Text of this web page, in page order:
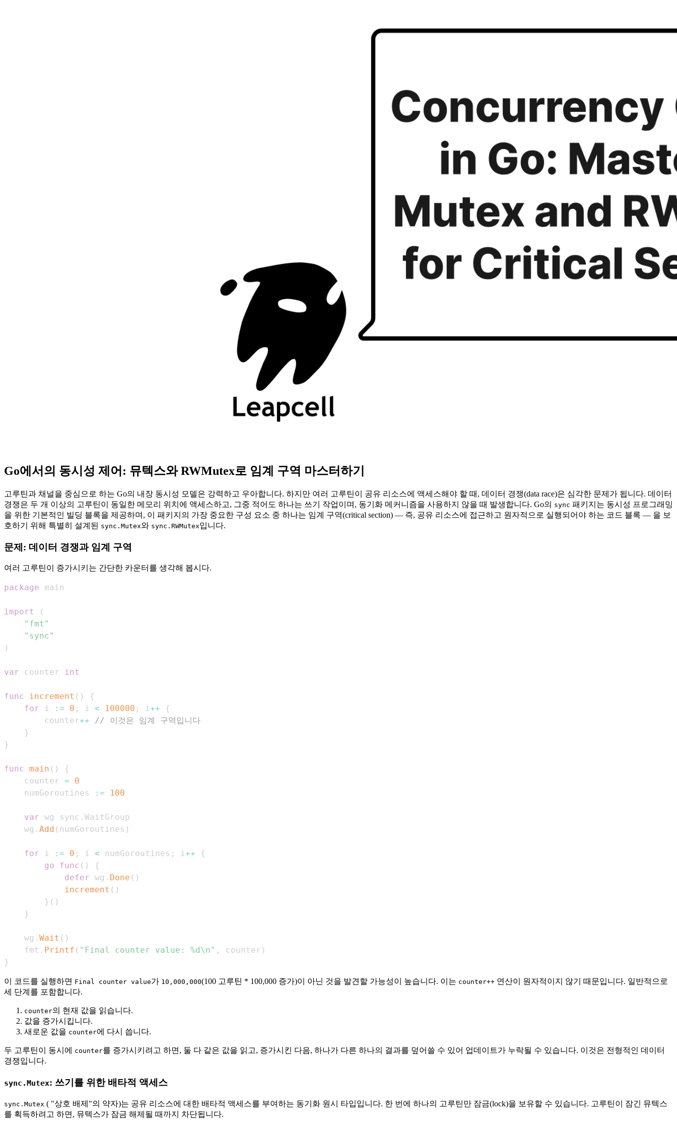
Go에서의 동시성 제어: 뮤텍스와 RWMutex로 임계 구역 마스터하기
고루틴과 채널을 중심으로 하는 Go의 내장 동시성 모델은 강력하고 우아합니다. 하지만 여러 고루틴이 공유 리소스에 액세스해야 할 때, 데이터 경쟁(data race)은 심각한 문제가 됩니다. 데이터
경쟁은 두 개 이상의 고루틴이 동일한 메모리 위치에 액세스하고, 그중 적어도 하나는 쓰기 작업이며, 동기화 메커니즘을 사용하지 않을 때 발생합니다. Go의 sync 패키지는 동시성 프로그래밍
을 위한 기본적인 빌딩 블록을 제공하며, 이 패키지의 가장 중요한 구성 요소 중 하나는 임계 구역(critical section) — 즉, 공유 리소스에 접근하고 원자적으로 실행되어야 하는 코드 블록 — 을 보
호하기 위해 특별히 설계된 sync.Mutex와 sync.RWMutex입니다.
문제: 데이터 경쟁과 임계 구역
여러 고루틴이 증가시키는 간단한 카운터를 생각해 봅시다.
package
import
(
"fmt"
"sync"
)
var counter int
func increment ( )
{
for i := 0 ; i < 100000 ; i++
{
		counter
++
// 이것은 임계 구역입니다
}
}
func main ( )
{
	counter
=
0
	numGoroutines
:= 100
var wg sync .
	wg
. Add ( numGoroutines )
for i := 0 ; i < numGoroutines ; i++
{
go
func ( )
{
defer wg . Done ( )
increment ( )
} ( )
}
	wg
. Wait ( )
	fmt
. Printf ( "Final counter value: %d\n" , counter )
}
이 코드를 실행하면 Final counter value가 10,000,000(100 고루틴 * 100,000 증가)이 아닌 것을 발견할 가능성이 높습니다. 이는 counter++ 연산이 원자적이지 않기 때문입니다. 일반적으로
세 단계를 포함합니다.
counter의 현재 값을 읽습니다.
값을 증가시킵니다.
새로운 값을 counter에 다시 씁니다.
두 고루틴이 동시에 counter를 증가시키려고 하면, 둘 다 같은 값을 읽고, 증가시킨 다음, 하나가 다른 하나의 결과를 덮어쓸 수 있어 업데이트가 누락될 수 있습니다. 이것은 전형적인 데이터
경쟁입니다.
sync.Mutex: 쓰기를 위한 배타적 액세스
sync.Mutex ( "상호 배제"의 약자)는 공유 리소스에 대한 배타적 액세스를 부여하는 동기화 원시 타입입니다. 한 번에 하나의 고루틴만 잠금(lock)을 보유할 수 있습니다. 고루틴이 잠긴 뮤텍스
를 획득하려고 하면, 뮤텍스가 잠금 해제될 때까지 차단됩니다.